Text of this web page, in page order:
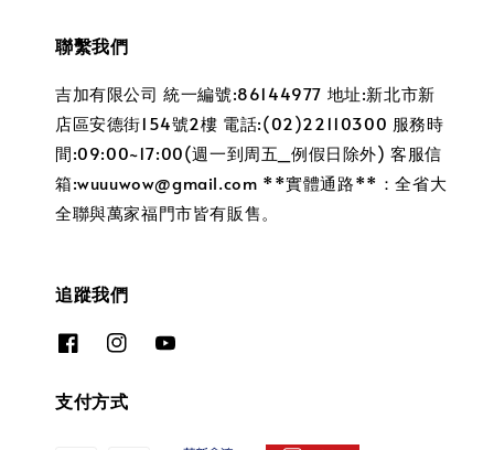
聯繫我們
吉加有限公司 統一編號:86144977 地址:新北市新
店區安德街154號2樓 電話:(02)22110300 服務時
間:09:00~17:00(週一到周五_例假日除外) 客服信
箱:wuuuwow@gmail.com **實體通路**：全省大
全聯與萬家福門市皆有販售。
追蹤我們
支付方式